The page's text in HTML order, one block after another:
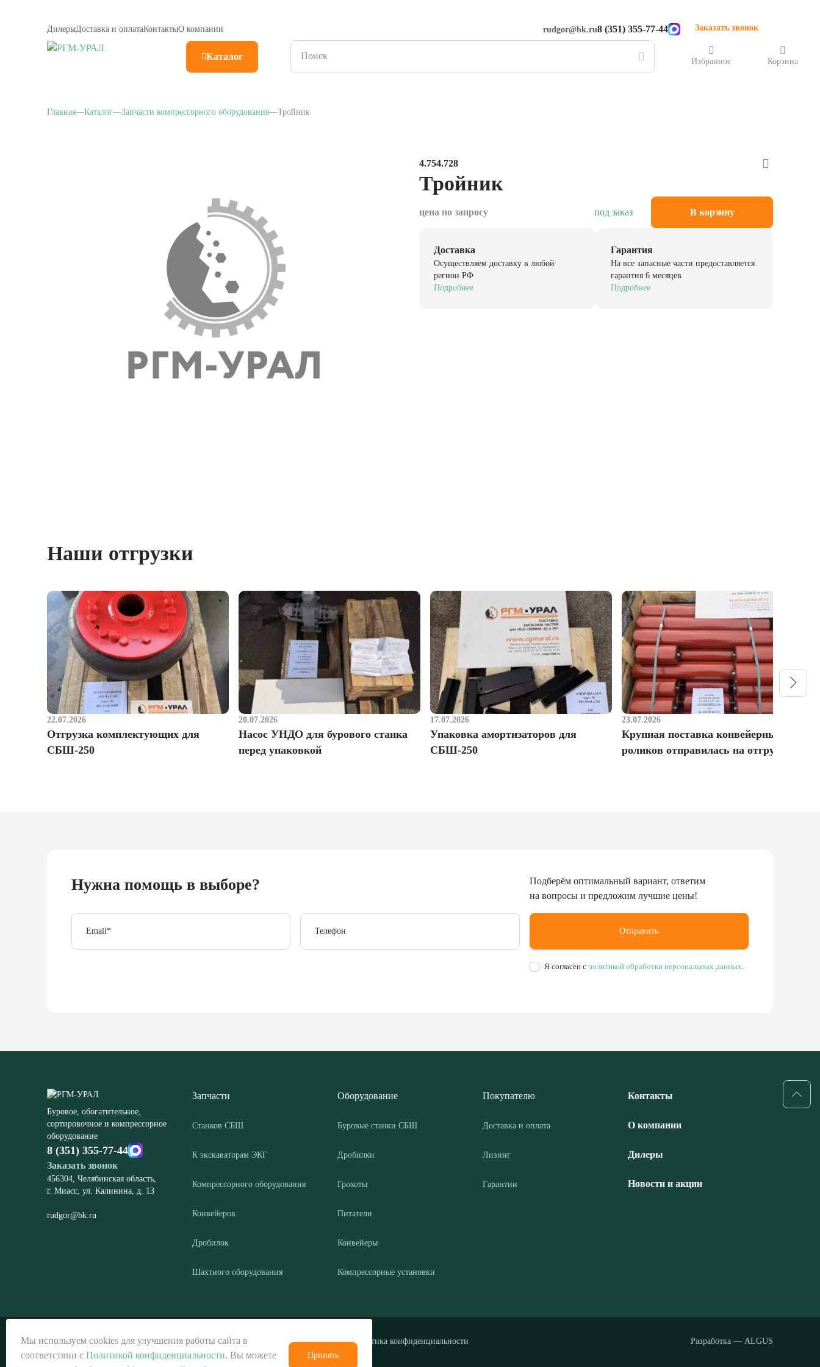
ДилерыДоставка и оплатаКонтактыО компании rudgor@bk.ru8 (351) 355-77-44 Заказать звонок
Каталог Избранное Корзина
Главная Каталог Запчасти компрессорного оборудования Тройник
4.754.728
Тройник
цена по запросу под заказ В корзину
Доставка
Осуществляем доставку в любой
регион РФ
Подробнее
Гарантия
На все запасные части предоставляется
гарантия 6 месяцев
Подробнее
Наши отгрузки
22.07.2026
Отгрузка комплектующих для
СБШ-250
20.07.2026
Насос УНДО для бурового станка
перед упаковкой
17.07.2026
Упаковка амортизаторов для
СБШ-250
23.07.2026
Крупная поставка конвейерных
роликов отправилась на отгрузку
Нужна помощь в выборе?
Email* Телефон
Я согласен сполитикой обработки персональных данных
Отправить
Подберём оптимальный вариант, ответим
на вопросы и предложим лучшие цены!
Буровое, обогатительное,
сортировочное и компрессорное
оборудование
8 (351) 355-77-44
Заказать звонок
456304, Челябинская область,
г. Миасс, ул. Калинина, д. 13
rudgor@bk.ru
Запчасти
Станков СБШ
К экскаваторам ЭКГ
Компрессорного оборудования
Конвейеров
Дробилок
Шахтного оборудования
Оборудование
Буровые станки СБШ
Дробилки
Грохоты
Питатели
Конвейеры
Компрессорные установки
Покупателю
Доставка и оплата
Лизинг
Гарантии
Контакты
О компании
Дилеры
Новости и акции
© ООО «РГМ-УРАЛ», 2026 Политика конфиденциальности Разработка — ALGUS
Мы используем cookies для улучшения работы сайта в
соответствии с Политикой конфиденциальности. Вы можете
Принять